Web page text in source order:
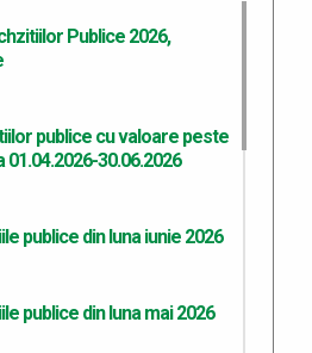
Publice 2026,
publice cu valoare peste
30.06.2026
publice din luna iunie 2026
publice din luna mai 2026